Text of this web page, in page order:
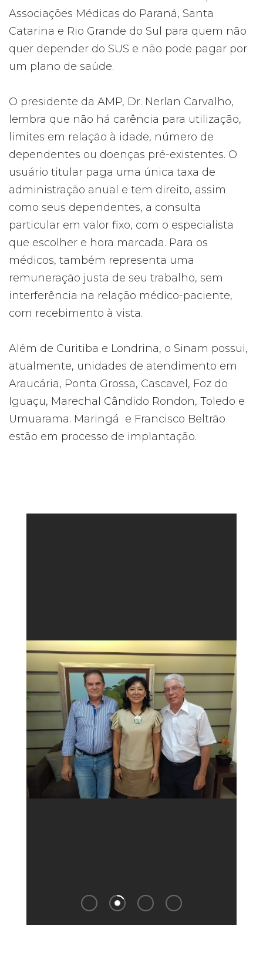
Associações Médicas do Paraná, Santa
Catarina e Rio Grande do Sul para quem não
quer depender do SUS e não pode pagar por
um plano de saúde.
O presidente da AMP, Dr. Nerlan Carvalho,
lembra que não há carência para utilização,
limites em relação à idade, número de
dependentes ou doenças pré-existentes. O
usuário titular paga uma única taxa de
administração anual e tem direito, assim
como seus dependentes, a consulta
particular em valor fixo, com o especialista
que escolher e hora marcada. Para os
médicos, também representa uma
remuneração justa de seu trabalho, sem
interferência na relação médico-paciente,
com recebimento à vista.
Além de Curitiba e Londrina, o Sinam possui,
atualmente, unidades de atendimento em
Araucária, Ponta Grossa, Cascavel, Foz do
Iguaçu, Marechal Cândido Rondon, Toledo e
Umuarama. Maringá e Francisco Beltrão
estão em processo de implantação.